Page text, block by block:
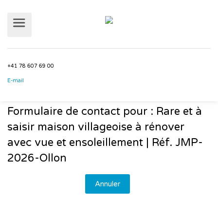
E-mail
Formulaire de contact pour : Rare et à
saisir maison villageoise à rénover
avec vue et ensoleillement | Réf. JMP-
2026-Ollon
Annuler